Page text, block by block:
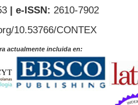
| e-ISSN: 2610-7902
10.53766/CONTEX
actualmente incluida en: